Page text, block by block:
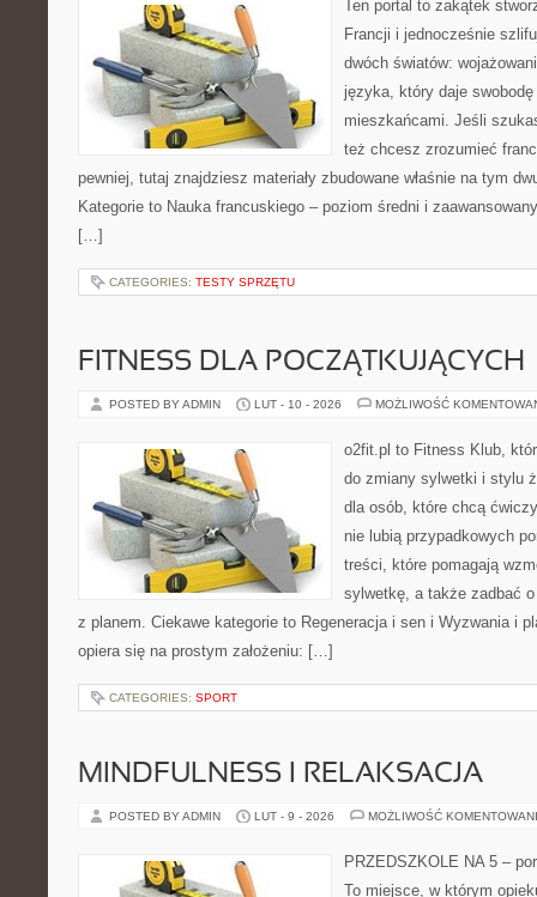
Ten portal to zakątek
Francji i jednocześnie
dwóch światów:
języka, który daje
mieszkańcami. Jeśli
też chcesz zrozumieć
pewniej, tutaj znajdziesz materiały zbudowane właśnie na tym
Kategorie to Nauka francuskiego – poziom średni i
[…]
CATEGORIES: TESTY SPRZĘTU
FITNESS DLA POCZĄTKUJĄCYCH
POSTED BY ADMIN LUT - 10 - 2026 MOŻLIWOŚĆ
o2fit.pl to Fitness Klub,
do zmiany sylwetki i stylu
dla osób, które chcą
nie lubią przypadkowych
treści, które pomagają
sylwetkę, a także zadbać
z planem. Ciekawe kategorie to Regeneracja i sen i Wyzwania i
opiera się na prostym założeniu: […]
CATEGORIES: SPORT
MINDFULNESS I RELAKSACJA
POSTED BY ADMIN LUT - 9 - 2026 MOŻLIWOŚĆ
PRZEDSZKOLE NA 5 –
To miejsce, w którym